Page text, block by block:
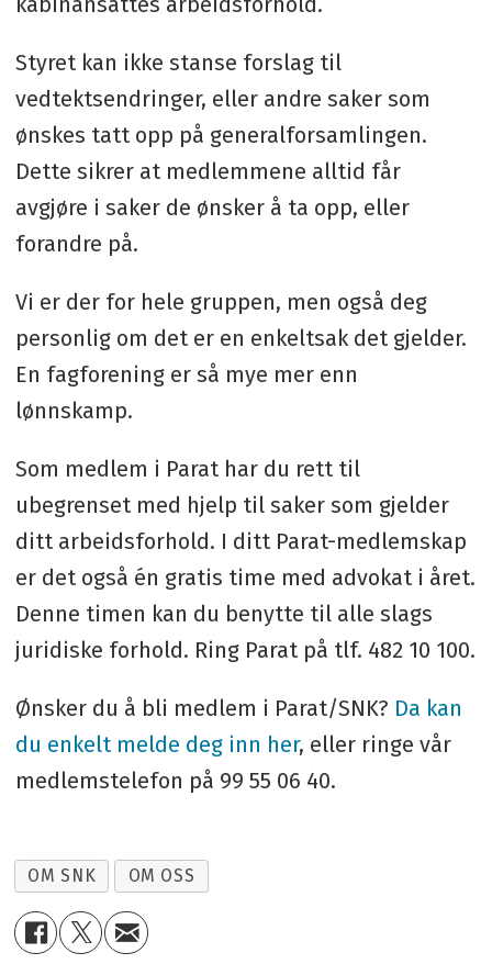
Styret kan ikke stanse forslag til
vedtektsendringer, eller andre saker som
ønskes tatt opp på generalforsamlingen.
Dette sikrer at medlemmene alltid får
avgjøre i saker de ønsker å ta opp, eller
forandre på.
Vi er der for hele gruppen, men også deg
personlig om det er en enkeltsak det gjelder.
En fagforening er så mye mer enn
lønnskamp.
Som medlem i Parat har du rett til
ubegrenset med hjelp til saker som gjelder
ditt arbeidsforhold. I ditt Parat-medlemskap
er det også én gratis time med advokat i året.
Denne timen kan du benytte til alle slags
juridiske forhold. Ring Parat på tlf. 482 10 100.
Ønsker du å bli medlem i Parat/SNK? Da kan
du enkelt melde deg inn her, eller ringe vår
medlemstelefon på 99 55 06 40.
OM SNK OM OSS